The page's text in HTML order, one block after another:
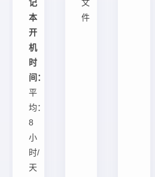
记
本
开
机
时
间：
平
均：
8
小
时/
天
文
件